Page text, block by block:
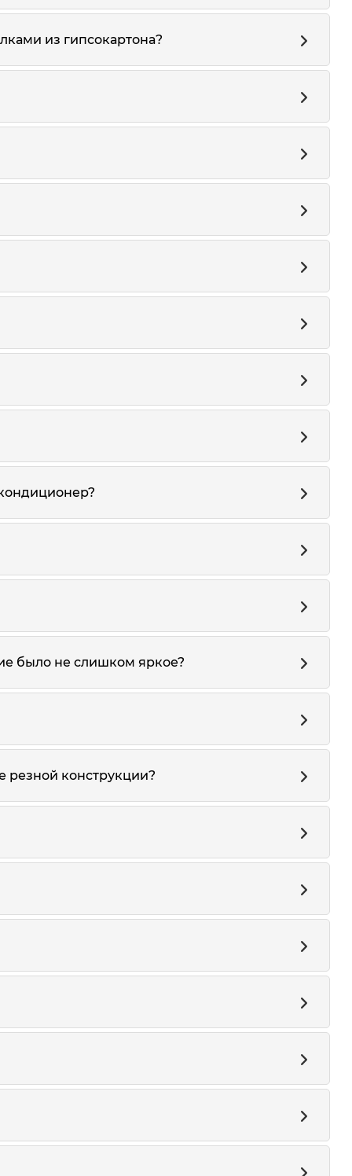
из гипсокартона?
было не слишком яркое?
резной конструкции?